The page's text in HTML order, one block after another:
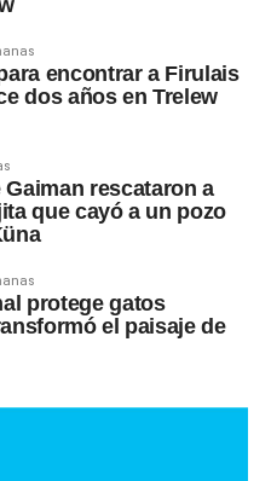
encontrar a Firulais
dos años en Trelew
rescataron a
que cayó a un pozo
protege gatos
el paisaje de